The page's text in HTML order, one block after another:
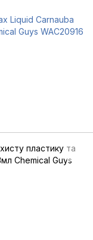
Liquid Carnauba
Guys WAC20916